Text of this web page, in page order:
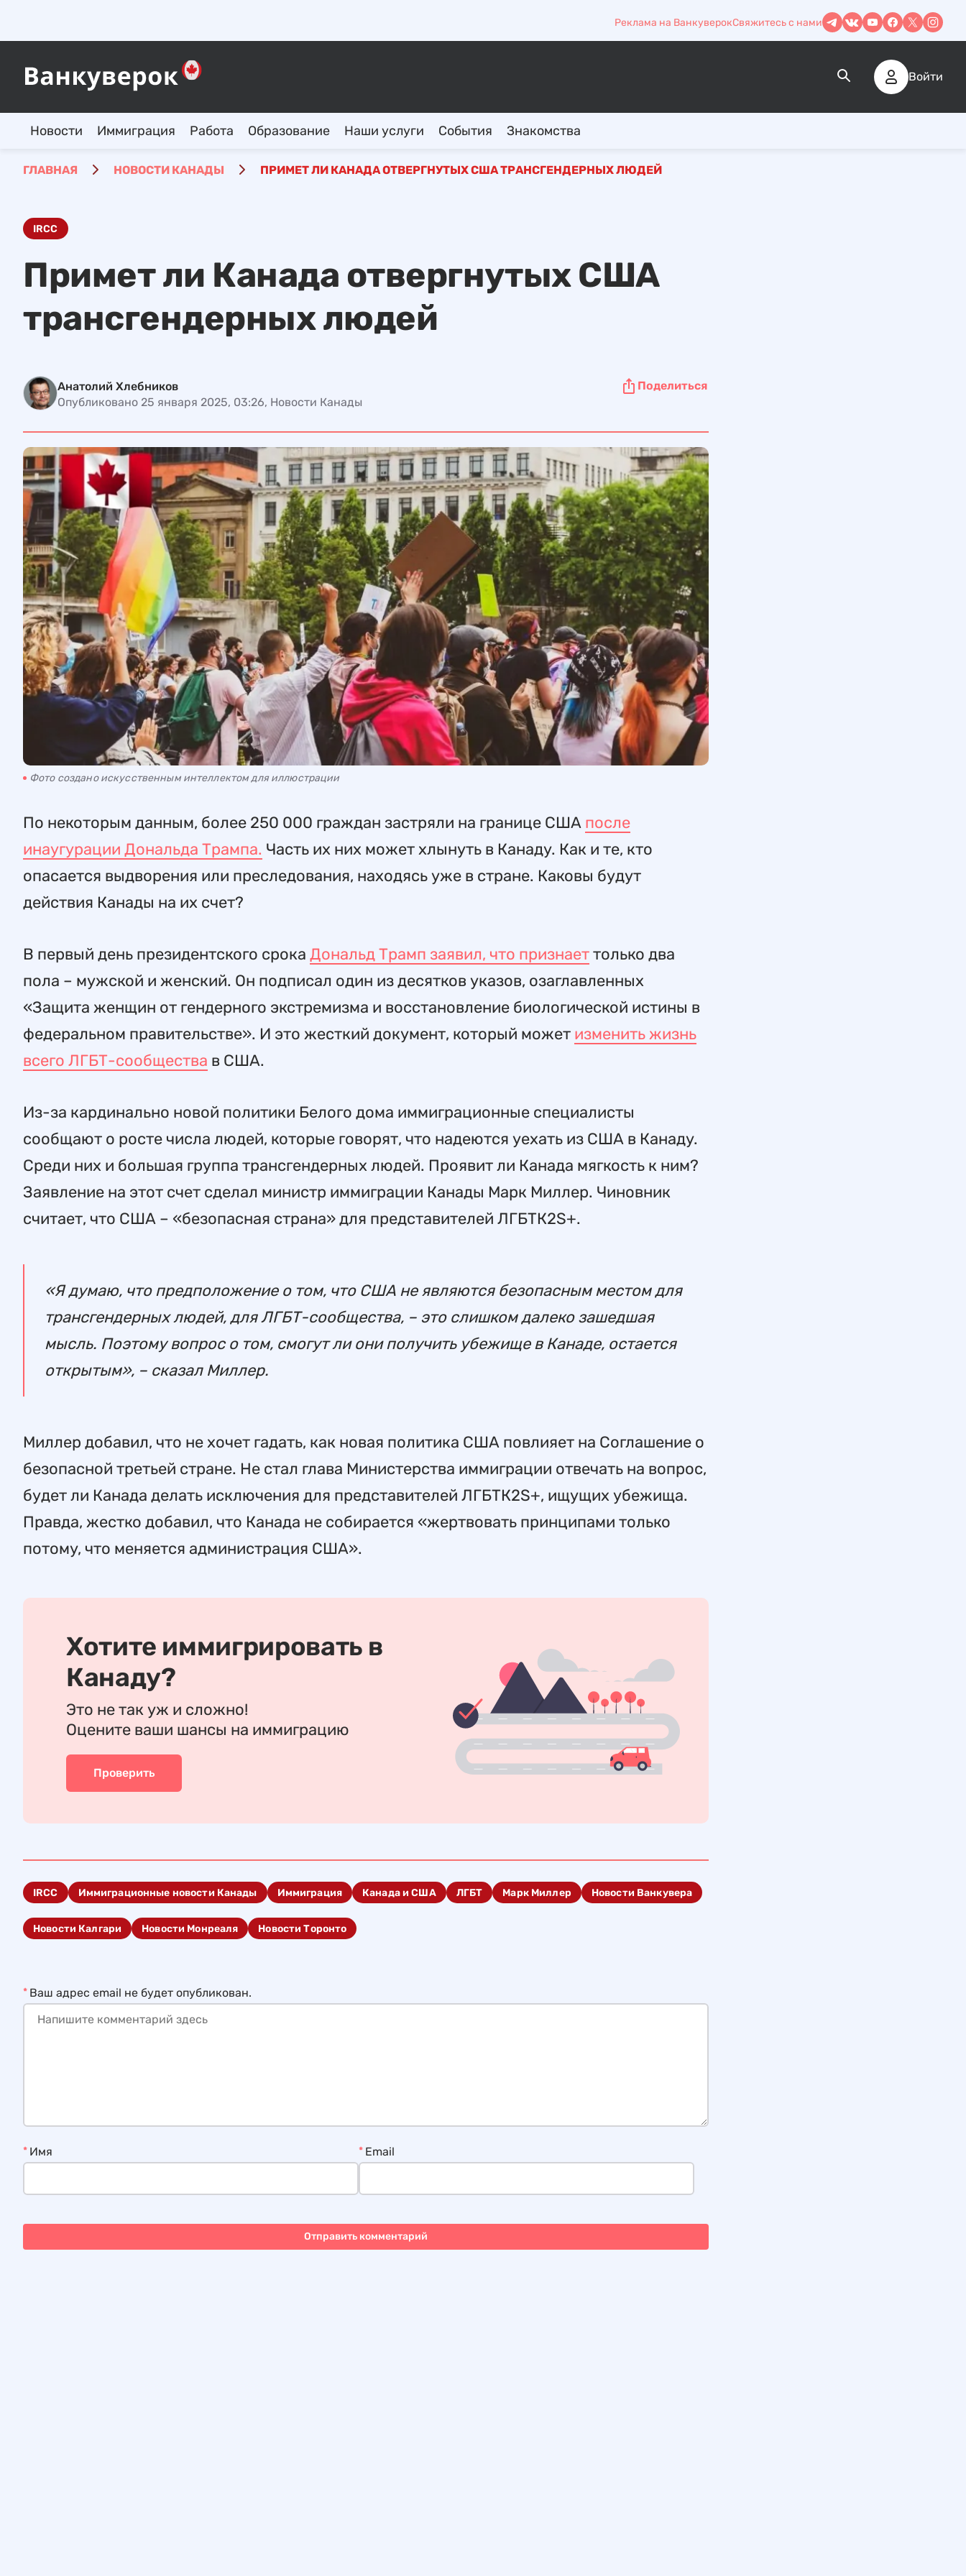
Реклама на ВанкуверокСвяжитесь с нами
Войти
Новости Иммиграция Работа Образование Наши услуги События Знакомства
ГЛАВНАЯ НОВОСТИ КАНАДЫ ПРИМЕТ ЛИ КАНАДА ОТВЕРГНУТЫХ США ТРАНСГЕНДЕРНЫХ ЛЮДЕЙ
IRCC
Примет ли Канада отвергнутых США
трансгендерных людей
Анатолий Хлебников
Опубликовано 25 января 2025, 03:26, Новости Канады
Поделиться
Фото создано искусственным интеллектом для иллюстрации
По некоторым данным, более 250 000 граждан застряли на границе США после
инаугурации Дональда Трампа. Часть их них может хлынуть в Канаду. Как и те, кто
опасается выдворения или преследования, находясь уже в стране. Каковы будут
действия Канады на их счет?
В первый день президентского срока Дональд Трамп заявил, что признаеттолько два
пола – мужской и женский. Он подписал один из десятков указов, озаглавленных
«Защита женщин от гендерного экстремизма и восстановление биологической истины в
федеральном правительстве». И это жесткий документ, который может изменить жизнь
всего ЛГБТ-сообщества в США.
Из-за кардинально новой политики Белого дома иммиграционные специалисты
сообщают о росте числа людей, которые говорят, что надеются уехать из США в Канаду.
Среди них и большая группа трансгендерных людей. Проявит ли Канада мягкость к ним?
Заявление на этот счет сделал министр иммиграции Канады Марк Миллер. Чиновник
считает, что США – «безопасная страна» для представителей ЛГБТК2S+.
«Я думаю, что предположение о том, что США не являются безопасным местом для
трансгендерных людей, для ЛГБТ-сообщества, – это слишком далеко зашедшая
мысль. Поэтому вопрос о том, смогут ли они получить убежище в Канаде, остается
открытым», – сказал Миллер.
Миллер добавил, что не хочет гадать, как новая политика США повлияет на Соглашение о
безопасной третьей стране. Не стал глава Министерства иммиграции отвечать на вопрос,
будет ли Канада делать исключения для представителей ЛГБТК2S+, ищущих убежища.
Правда, жестко добавил, что Канада не собирается «жертвовать принципами только
потому, что меняется администрация США».
Хотите иммигрировать в
Канаду?
Это не так уж и сложно!
Оцените ваши шансы на иммиграцию
Проверить
IRCC Иммиграционные новости Канады Иммиграция Канада и США ЛГБТ Марк Миллер Новости Ванкувера
Новости Калгари Новости Монреаля Новости Торонто
Ваш адрес email не будет опубликован.
*
Имя
* Email
*